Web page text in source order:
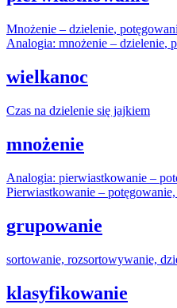
Mnożenie – dzielenie,
Analogia: mnożenie – dzielenie,
wielkanoc
Czas na dzielenie się jajkiem
mnożenie
Analogia: pierwiastkowanie –
Pierwiastkowanie – potęgowanie,
grupowanie
sortowanie, rozsortowywanie,
klasyfikowanie